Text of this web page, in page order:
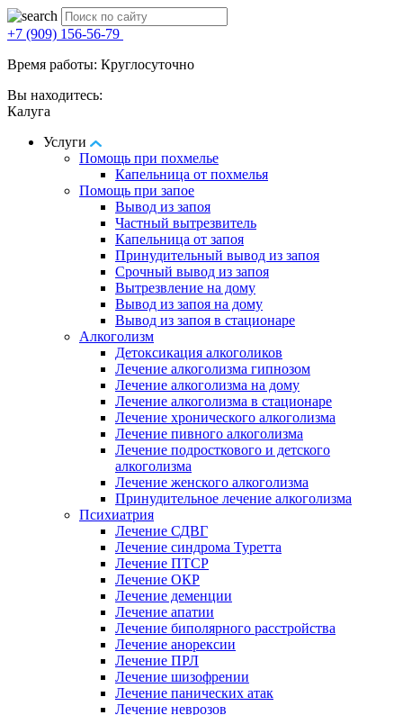
+7 (909) 156-56-79
Время работы: Круглосуточно
Вы находитесь:
Калуга
Услуги
Помощь при похмелье
Капельница от похмелья
Помощь при запое
Вывод из запоя
Частный вытрезвитель
Капельница от запоя
Принудительный вывод из запоя
Срочный вывод из запоя
Вытрезвление на дому
Вывод из запоя на дому
Вывод из запоя в стационаре
Алкоголизм
Детоксикация алкоголиков
Лечение алкоголизма гипнозом
Лечение алкоголизма на дому
Лечение алкоголизма в стационаре
Лечение хронического алкоголизма
Лечение пивного алкоголизма
Лечение подросткового и детского
алкоголизма
Лечение женского алкоголизма
Принудительное лечение алкоголизма
Психиатрия
Лечение СДВГ
Лечение синдрома Туретта
Лечение ПТСР
Лечение ОКР
Лечение деменции
Лечение апатии
Лечение биполярного расстройства
Лечение анорексии
Лечение ПРЛ
Лечение шизофрении
Лечение панических атак
Лечение неврозов